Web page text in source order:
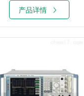
产品详情